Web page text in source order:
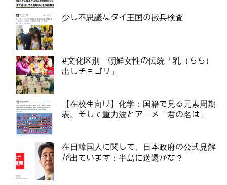
少し不思議なタイ王国の徴兵検査
#文化区別 朝鮮女性の伝統「乳（ちち）
出しチョゴリ」
【在校生向け】化学：国籍で見る元素周期
表。そして重力波とアニメ「君の名は」
在日韓国人に関して、日本政府の公式見解
が出ています：半島に送還かな？